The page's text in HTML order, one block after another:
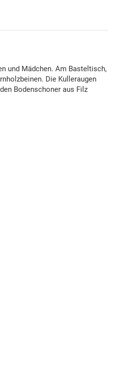
und Mädchen. Am Basteltisch,
Die Kulleraugen
Bodenschoner aus Filz